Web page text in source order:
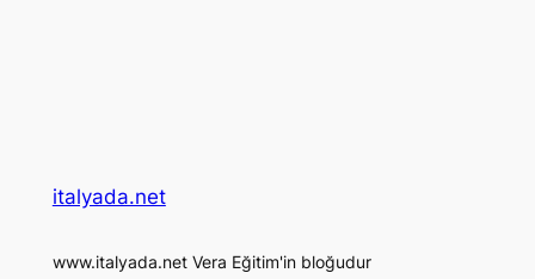
italyada.net
www.italyada.net Vera Eğitim'in bloğudur